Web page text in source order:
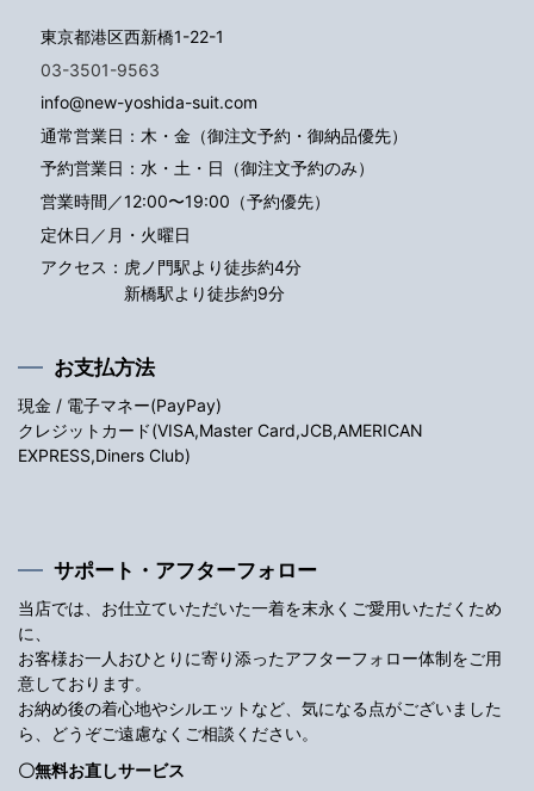
東京都港区西新橋1-22-1
03-3501-9563
info@new-yoshida-suit.com
通常営業日：木・金（御注文予約・御納品優先）
予約営業日：水・土・日（御注文予約のみ）
営業時間／12:00〜19:00（予約優先）
定休日／月・火曜日
アクセス： 虎ノ門駅より徒歩約4分
新橋駅より徒歩約9分
お支払方法
現金 / 電子マネー(PayPay)
クレジットカード(VISA,Master Card,JCB,AMERICAN
EXPRESS,Diners Club)
サポート・アフターフォロー
当店では、お仕立ていただいた一着を末永くご愛用いただくため
に、
お客様お一人おひとりに寄り添ったアフターフォロー体制をご用
意しております。
お納め後の着心地やシルエットなど、気になる点がございました
ら、どうぞご遠慮なくご相談ください。
〇無料お直しサービス